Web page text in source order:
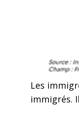
Les
immigrés.